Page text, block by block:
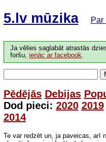
5.lv mūzika Par
Ja vēlies saglabāt atrastās
foršu,ienāc ar facebook.
Pēdējās Debijas
Dod pieci: 2020 2019
2014
Te var redzēt un, ja paveicas, arī